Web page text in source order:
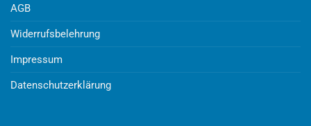
AGB
Widerrufsbelehrung
Impressum
Datenschutzerklärung